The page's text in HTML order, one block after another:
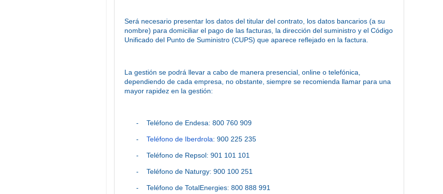
Será necesario presentar los datos del titular del contrato, los datos bancarios (a su
nombre) para domiciliar el pago de las facturas, la dirección del suministro y el Código
Unificado del Punto de Suministro (CUPS) que aparece reflejado en la factura.
La gestión se podrá llevar a cabo de manera presencial, online o telefónica,
dependiendo de cada empresa, no obstante, siempre se recomienda llamar para una
mayor rapidez en la gestión:
- Teléfono de Endesa: 800 760 909
- Teléfono de Iberdrola: 900 225 235
- Teléfono de Repsol: 901 101 101
- Teléfono de Naturgy: 900 100 251
- Teléfono de TotalEnergies: 800 888 991